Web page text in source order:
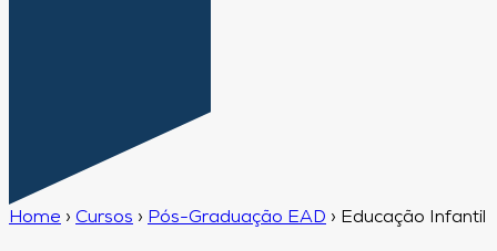
Home › Cursos › Pós-Graduação EAD › Educação Infantil